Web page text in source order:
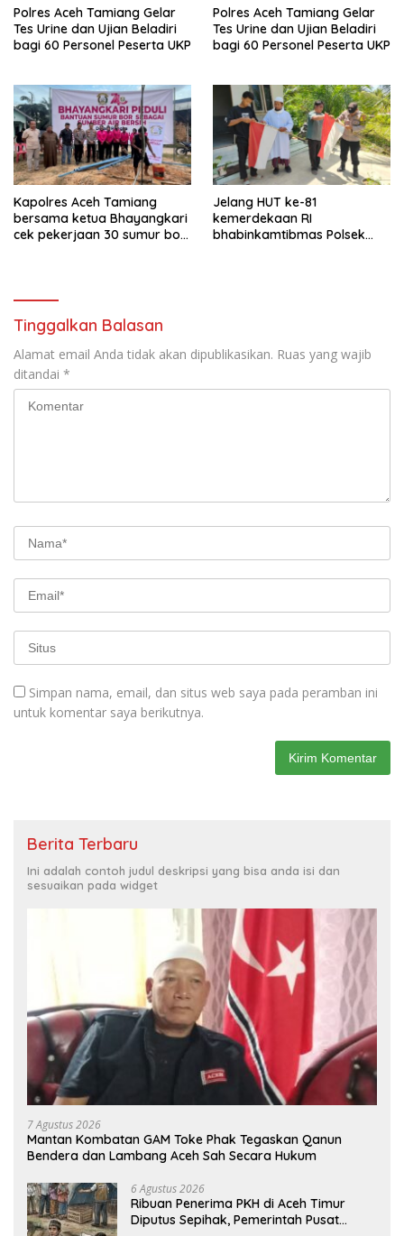
Polres Aceh Tamiang Gelar
Tes Urine dan Ujian Beladiri
bagi 60 Personel Peserta UKP
Polres Aceh Tamiang Gelar
Tes Urine dan Ujian Beladiri
bagi 60 Personel Peserta UKP
Kapolres Aceh Tamiang
bersama ketua Bhayangkari
cek pekerjaan 30 sumur bor
Jelang HUT ke-81
kemerdekaan RI
bhabinkamtibmas Polsek
Tinggalkan Balasan
Alamat email Anda tidak akan dipublikasikan. Ruas yang wajib
ditandai *
Simpan nama, email, dan situs web saya pada peramban ini
untuk komentar saya berikutnya.
Berita Terbaru
Ini adalah contoh judul deskripsi yang bisa anda isi dan
sesuaikan pada widget
7 Agustus 2026
Mantan Kombatan GAM Toke Phak Tegaskan Qanun
Bendera dan Lambang Aceh Sah Secara Hukum
6 Agustus 2026
Ribuan Penerima PKH di Aceh Timur
Diputus Sepihak, Pemerintah Pusat